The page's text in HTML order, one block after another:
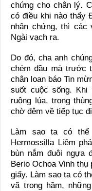
chứng cho chân lý.
có điều khi nào thấy
nhân chứng, thì các
Ngài vạch ra.
Do đó, cha anh
chém đầu mà trước
chân loan báo Tin
suốt cuộc sống. Khi
ruộng lúa, trong
chờ đêm về tiếp tục
Làm sao ta có thể
Hermossilla Liêm
bùn nắm đuôi ngựa
Berio Ochoa Vinh
giấy. Làm sao ta có
vã trong hầm,